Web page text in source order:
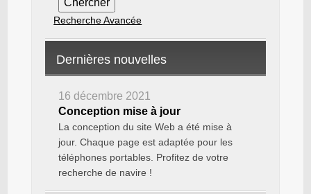
Recherche Avancée
Dernières nouvelles
16 décembre 2021
Conception mise à jour
La conception du site Web a été mise à
jour. Chaque page est adaptée pour les
téléphones portables. Profitez de votre
recherche de navire !